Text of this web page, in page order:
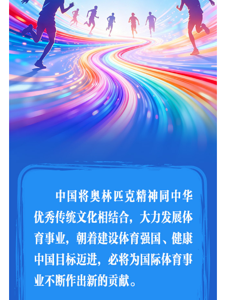
文明创建 文明实践
文明培育
先进典型
社会宣传
思想政治教育 爱国主义教育
全民国防教育
红色资源保护利
用
新闻出版
扫黄打非
电影工作
电影创作 电影市场
机关党建
党建要闻 学习在线
文化人才